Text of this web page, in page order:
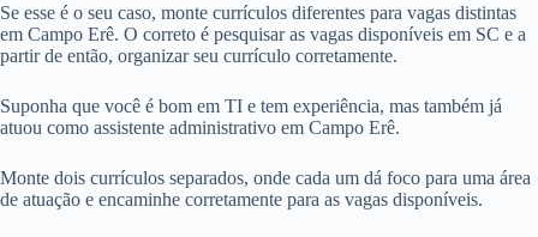
Se esse é o seu caso, monte currículos diferentes para vagas distintas
em Campo Erê. O correto é pesquisar as vagas disponíveis em SC e a
partir de então, organizar seu currículo corretamente.
Suponha que você é bom em TI e tem experiência, mas também já
atuou como assistente administrativo em Campo Erê.
Monte dois currículos separados, onde cada um dá foco para uma área
de atuação e encaminhe corretamente para as vagas disponíveis.